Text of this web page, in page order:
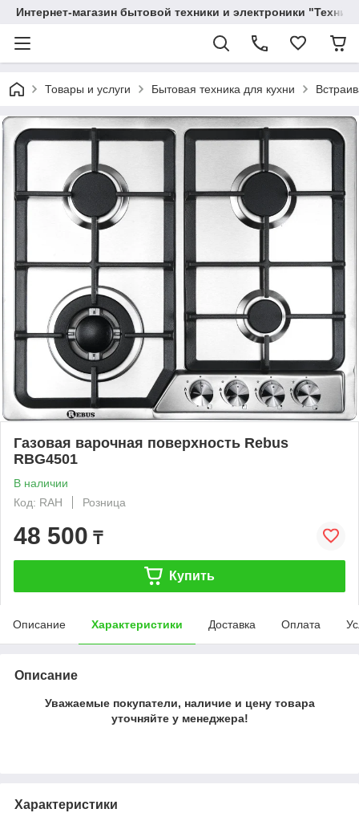
Интернет-магазин бытовой техники и электроники
Товары и услуги Бытовая техника для кухни
Газовая варочная поверхность Rebus
RBG4501
В наличии
Код: RAH
Розница
48 500 ₸
Купить
Описание Характеристики Доставка Оплата
Описание
Уважаемые покупатели, наличие и цену товара
уточняйте у менеджера!
Характеристики